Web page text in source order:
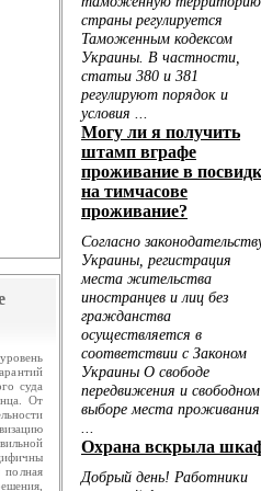
суда
От